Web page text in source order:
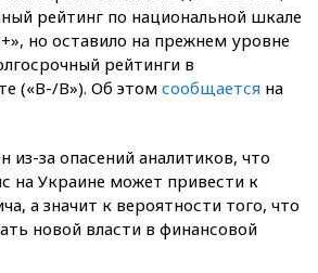
рейтинг по национальной шкале
но оставило на прежнем уровне
рейтинги в
(«B-/B»). Об этом сообщается на
из-за опасений аналитиков, что
на Украине может привести к
а значит к вероятности того, что
новой власти в финансовой